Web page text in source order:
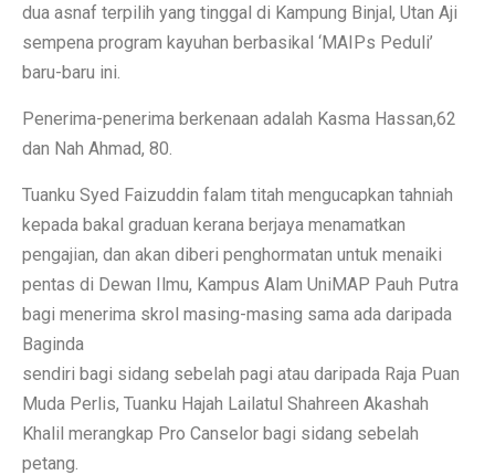
dua asnaf terpilih yang tinggal di Kampung Binjal, Utan Aji
sempena program kayuhan berbasikal ‘MAIPs Peduli’
baru-baru ini.
Penerima-penerima berkenaan adalah Kasma Hassan,62
dan Nah Ahmad, 80.
Tuanku Syed Faizuddin falam titah mengucapkan tahniah
kepada bakal graduan kerana berjaya menamatkan
pengajian, dan akan diberi penghormatan untuk menaiki
pentas di Dewan Ilmu, Kampus Alam UniMAP Pauh Putra
bagi menerima skrol masing-masing sama ada daripada
Baginda
sendiri bagi sidang sebelah pagi atau daripada Raja Puan
Muda Perlis, Tuanku Hajah Lailatul Shahreen Akashah
Khalil merangkap Pro Canselor bagi sidang sebelah
petang.